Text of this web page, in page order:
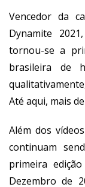
Vencedor da
Dynamite
tornou-se a
brasileira de
Até aqui, mais
Além dos
continuam
primeira
Dezembro de